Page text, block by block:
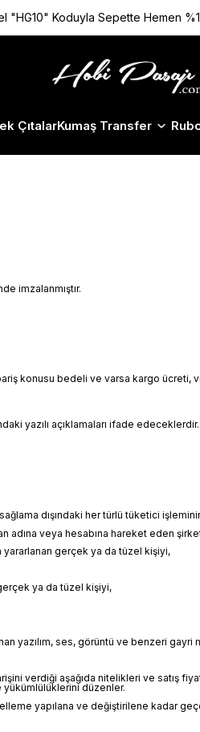
"HG10" Koduyla Sepette Hemen
ÇıtalarKumaş Transfer
imzalanmıştır.
konusu bedeli ve varsa kargo
yazılı açıklamaları ifade edeceklerdir.
dışındaki her türlü tüketici
adına veya hesabına hareket eden
gerçek ya da tüzel kişiyi,
ya da tüzel kişiyi,
yazılım, ses, görüntü ve benzeri gayri
verdiği aşağıda nitelikleri ve satış
düzenler.
yapılana ve değiştirilene kadar